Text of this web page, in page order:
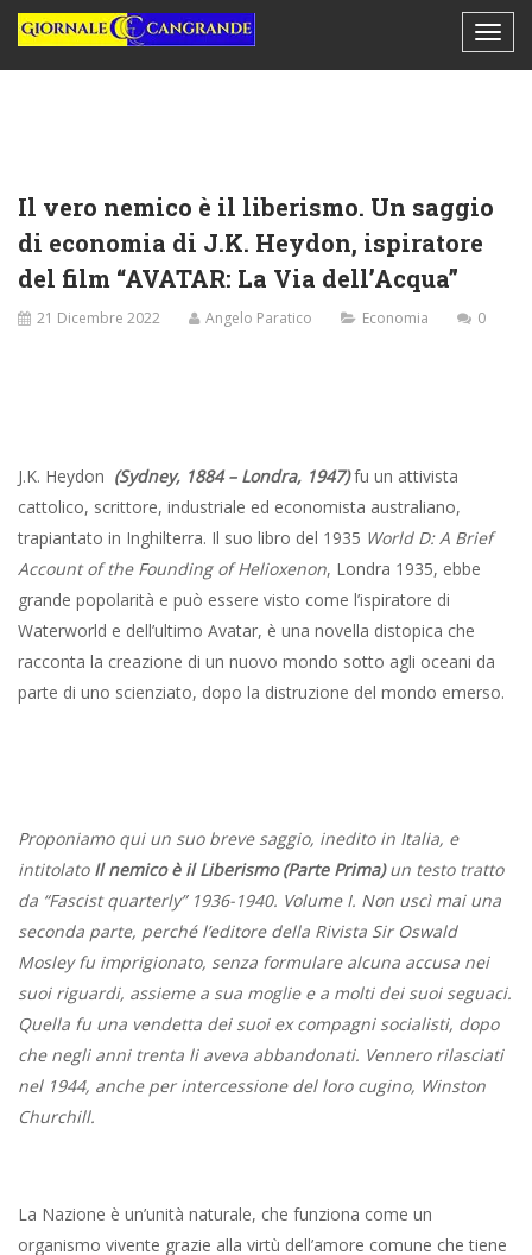
Il vero nemico è il liberismo. Un saggio
di economia di J.K. Heydon, ispiratore
del film “AVATAR: La Via dell’Acqua”
21 Dicembre 2022 Angelo Paratico Economia 0
J.K. Heydon (Sydney, 1884 – Londra, 1947)fu un attivista
cattolico, scrittore, industriale ed economista australiano,
trapiantato in Inghilterra. Il suo libro del 1935 World D: A Brief
Account of the Founding of Helioxenon, Londra 1935, ebbe
grande popolarità e può essere visto come l’ispiratore di
Waterworld e dell’ultimo Avatar, è una novella distopica che
racconta la creazione di un nuovo mondo sotto agli oceani da
parte di uno scienziato, dopo la distruzione del mondo emerso.
Proponiamo qui un suo breve saggio, inedito in Italia, e
intitolato Il nemico è il Liberismo (Parte Prima) un testo tratto
da “Fascist quarterly” 1936-1940. Volume I. Non uscì mai una
seconda parte, perché l’editore della Rivista Sir Oswald
Mosley fu imprigionato, senza formulare alcuna accusa nei
suoi riguardi, assieme a sua moglie e a molti dei suoi seguaci.
Quella fu una vendetta dei suoi ex compagni socialisti, dopo
che negli anni trenta li aveva abbandonati. Vennero rilasciati
nel 1944, anche per intercessione del loro cugino, Winston
Churchill.
La Nazione è un’unità naturale, che funziona come un
organismo vivente grazie alla virtù dell’amore comune che tiene